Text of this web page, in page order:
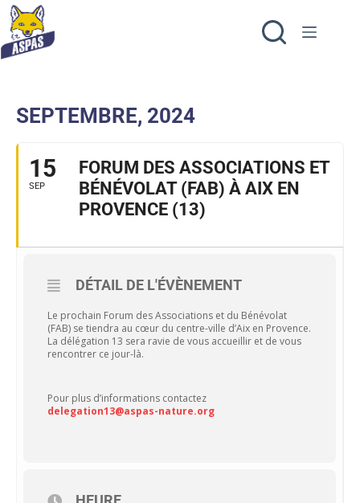
SEPTEMBRE, 2024
15
SEP
FORUM DES ASSOCIATIONS ET
BÉNÉVOLAT (FAB) À AIX EN
PROVENCE (13)
DÉTAIL DE L'ÉVÈNEMENT
Le prochain Forum des Associations et du Bénévolat
(FAB) se tiendra au cœur du centre-ville d’Aix en Provence.
La délégation 13 sera ravie de vous accueillir et de vous
rencontrer ce jour-là.
Pour plus d’informations contactez
delegation13@aspas-nature.org